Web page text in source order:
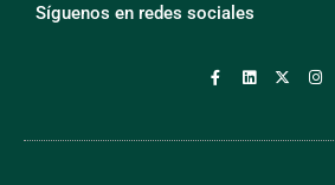
Síguenos en redes sociales